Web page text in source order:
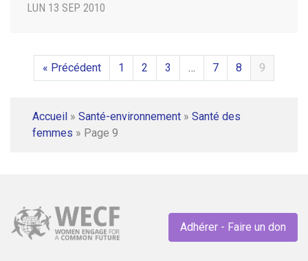
LUN 13 SEP 2010
« Précédent 1 2 3 … 7 8 9
Accueil » Santé-environnement » Santé des
femmes » Page 9
Adhérer - Faire un don